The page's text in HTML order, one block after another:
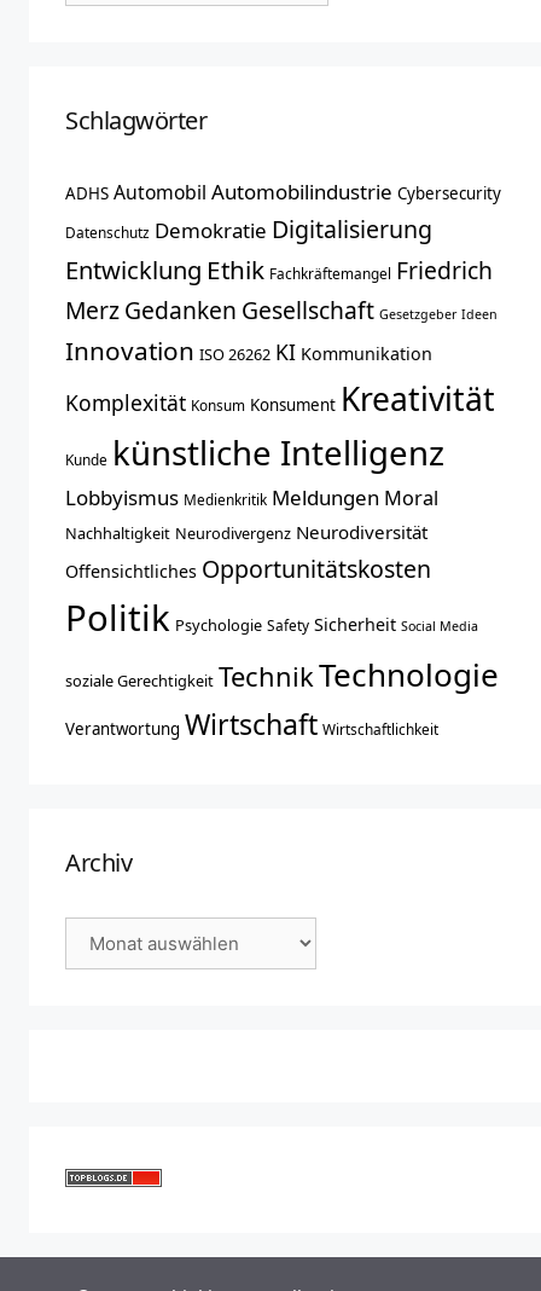
Schlagwörter
ADHS Automobil Automobilindustrie Cybersecurity
Datenschutz Demokratie Digitalisierung
Entwicklung Ethik Fachkräftemangel Friedrich
MerzGedanken Gesellschaft Gesetzgeber Ideen
Innovation ISO 26262 KI Kommunikation
Komplexität Konsum Konsument Kreativität
Kunde künstliche Intelligenz
Lobbyismus Medienkritik Meldungen Moral
Nachhaltigkeit Neurodivergenz Neurodiversität
Offensichtliches Opportunitätskosten
Politik Psychologie Safety Sicherheit Social Media
soziale Gerechtigkeit TechnikTechnologie
Verantwortung Wirtschaft Wirtschaftlichkeit
Archiv
Archiv